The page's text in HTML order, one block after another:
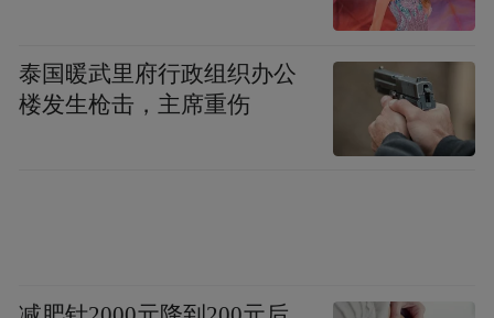
泰国暖武里府行政组织办公
楼发生枪击，主席重伤